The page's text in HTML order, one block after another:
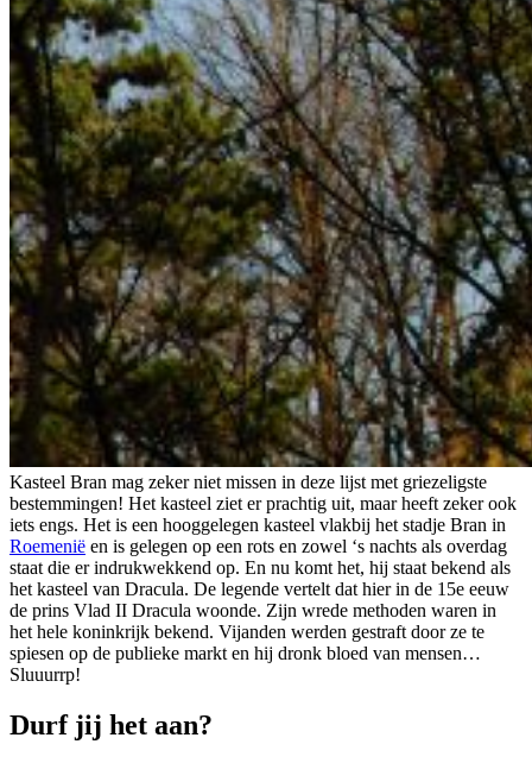
Kasteel Bran mag zeker niet missen in deze lijst met griezeligste
bestemmingen! Het kasteel ziet er prachtig uit, maar heeft zeker ook
iets engs. Het is een hooggelegen kasteel vlakbij het stadje Bran in
Roemenië en is gelegen op een rots en zowel ‘s nachts als overdag
staat die er indrukwekkend op. En nu komt het, hij staat bekend als
het kasteel van Dracula. De legende vertelt dat hier in de 15e eeuw
de prins Vlad II Dracula woonde. Zijn wrede methoden waren in
het hele koninkrijk bekend. Vijanden werden gestraft door ze te
spiesen op de publieke markt en hij dronk bloed van mensen…
Sluuurrp!
Durf jij het aan?